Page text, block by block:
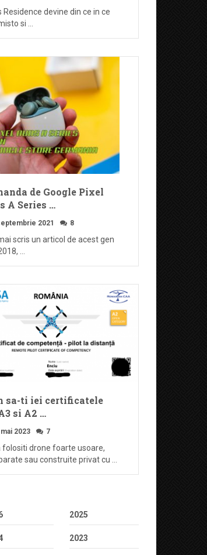
Residence devine din ce in ce
si …
de Google Pixel
A Series …
2021 8
scris un articol de acest gen
…
sa-ti iei certificatele
si A2 …
2023 7
folositi drone foarte usoare,
sau construite privat cu …
2025
2023